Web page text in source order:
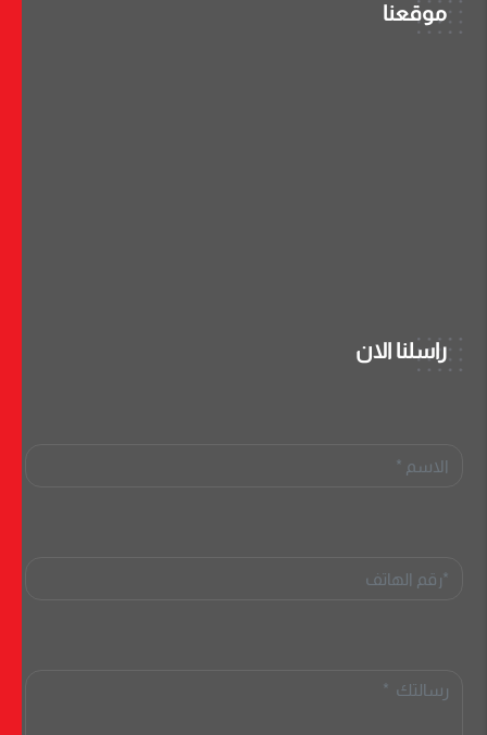
موقعنا
راسلنا الان